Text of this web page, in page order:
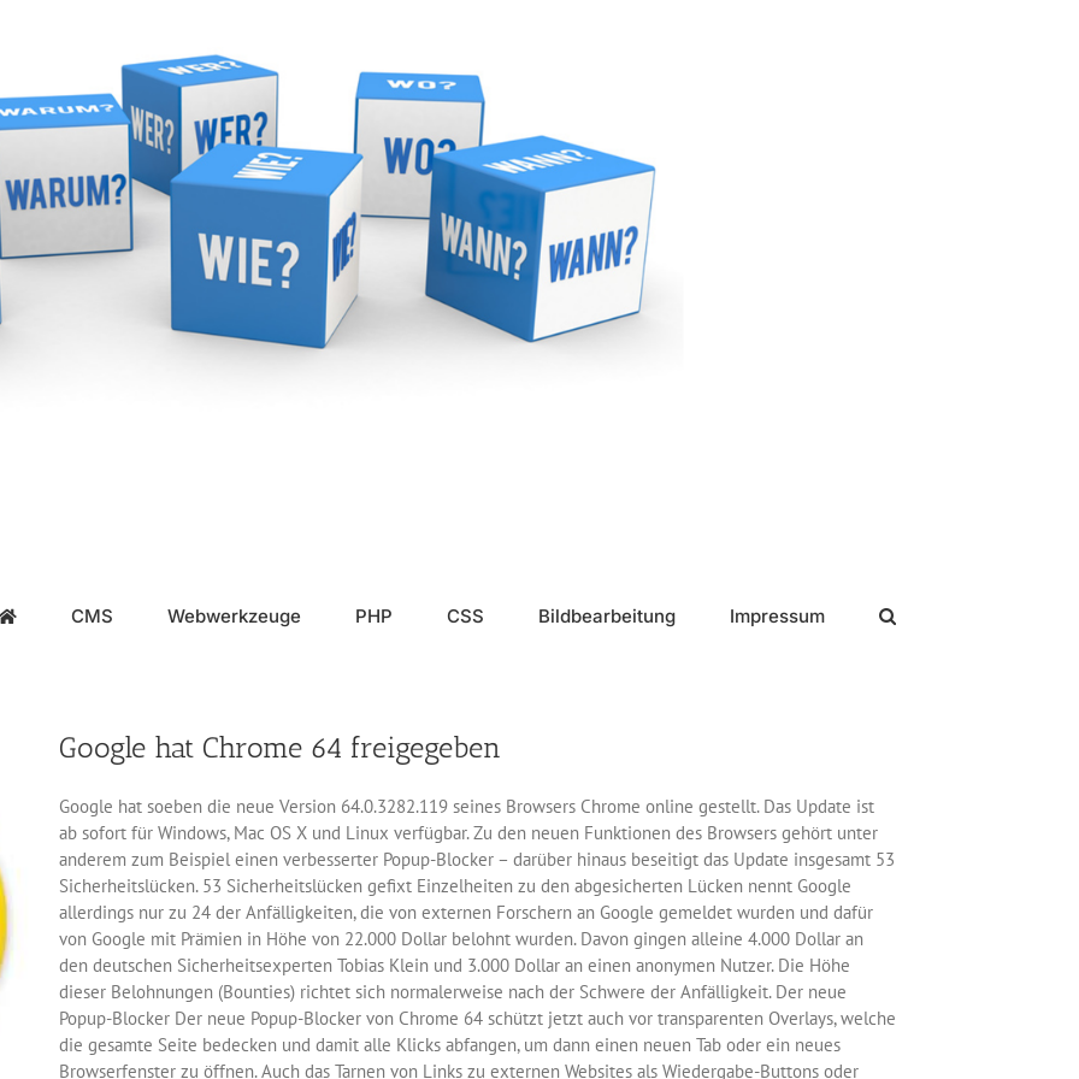
CMS Webwerkzeuge PHP CSS Bildbearbeitung Impressum
Google hat Chrome 64 freigegeben
Google hat soeben die neue Version 64.0.3282.119 seines Browsers Chrome online gestellt. Das Update ist
ab sofort für Windows, Mac OS X und Linux verfügbar. Zu den neuen Funktionen des Browsers gehört unter
anderem zum Beispiel einen verbesserter Popup-Blocker – darüber hinaus beseitigt das Update insgesamt 53
Sicherheitslücken. 53 Sicherheitslücken gefixt Einzelheiten zu den abgesicherten Lücken nennt Google
allerdings nur zu 24 der Anfälligkeiten, die von externen Forschern an Google gemeldet wurden und dafür
von Google mit Prämien in Höhe von 22.000 Dollar belohnt wurden. Davon gingen alleine 4.000 Dollar an
den deutschen Sicherheitsexperten Tobias Klein und 3.000 Dollar an einen anonymen Nutzer. Die Höhe
dieser Belohnungen (Bounties) richtet sich normalerweise nach der Schwere der Anfälligkeit. Der neue
Popup-Blocker Der neue Popup-Blocker von Chrome 64 schützt jetzt auch vor transparenten Overlays, welche
die gesamte Seite bedecken und damit alle Klicks abfangen, um dann einen neuen Tab oder ein neues
Browserfenster zu öffnen. Auch das Tarnen von Links zu externen Websites als Wiedergabe-Buttons oder